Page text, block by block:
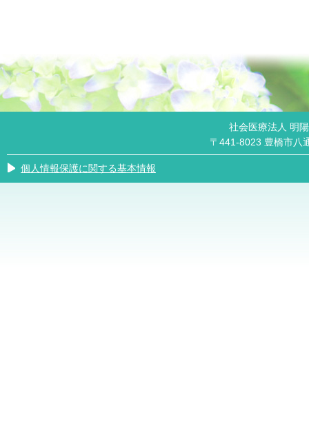
社会医療法人 明
〒441-8023 豊橋市八
個人情報保護に関する基本情報